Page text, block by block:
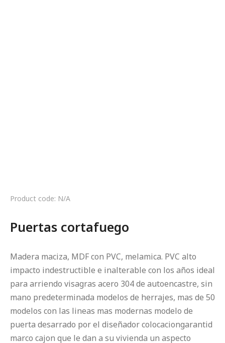
Product code: N/A
Puertas cortafuego
Madera maciza, MDF con PVC, melamica. PVC alto
impacto indestructible e inalterable con los años ideal
para arriendo visagras acero 304 de autoencastre, sin
mano predeterminada modelos de herrajes, mas de 50
modelos con las lineas mas modernas modelo de
puerta desarrado por el diseñador colocaciongarantid
marco cajon que le dan a su vivienda un aspecto